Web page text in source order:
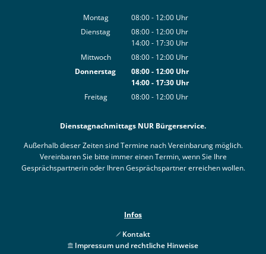
Montag 08:00- 12:00 Uhr
Von 08:00 bis 12:00 Uhr
Dienstag 08:00- 12:00 Uhr
Von 08:00 bis 12:00 Uhr
14:00- 17:30 Uhr
Von 14:00 bis 17:30 Uhr
Mittwoch 08:00- 12:00 Uhr
Von 08:00 bis 12:00 Uhr
Donnerstag 08:00- 12:00Uhr
Von 08:00 bis 12:00 Uhr
14:00- 17:30Uhr
Von 14:00 bis 17:30 Uhr
Freitag 08:00- 12:00 Uhr
Dienstagnachmittags NUR Bürgerservice.
Außerhalb dieser Zeiten sind Termine nach Vereinbarung möglich.
Vereinbaren Sie bitte immer einen Termin, wenn Sie Ihre
Gesprächspartnerin oder Ihren Gesprächspartner erreichen wollen.
Infos
Kontakt
Impressum und rechtliche Hinweise